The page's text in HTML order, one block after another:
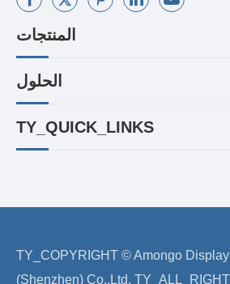
المنتجات
الحلول
TY_QUICK_LINKS
TY_COPYRIGHT ©Amongo
(Shenzhen) Co.,Ltd.